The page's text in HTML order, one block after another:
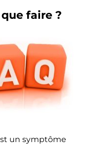
faire ?
un symptôme